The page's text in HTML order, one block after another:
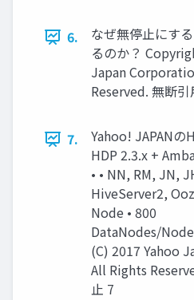
6.
なぜ無停止にす
るのか？
Japan
Reserved. 無断
7.
Yahoo! JAPANの
HDP 2.3.x +
• • NN, RM, JN,
HiveServer2,
Node • 800
DataNodes/
(C) 2017 Yahoo
All Rights
止 7